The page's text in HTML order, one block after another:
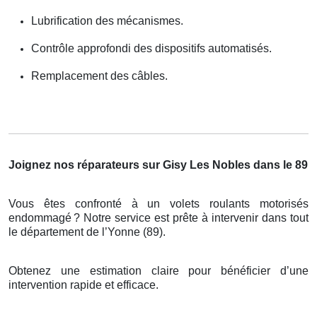
Lubrification des mécanismes.
Contrôle approfondi des dispositifs automatisés.
Remplacement des câbles.
Joignez nos réparateurs sur Gisy Les Nobles dans le 89
Vous êtes confronté à un volets roulants motorisés
endommagé? Notre service est prête à intervenir dans tout
le département de l ’Yonne (89).
Obtenez une estimation claire pour bénéficier d’une
intervention rapide et efficace.